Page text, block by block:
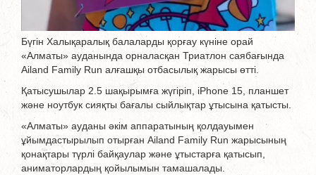
Бүгін Халықаралық балаларды қорғау күніне орай
«Алматы» ауданында орналасқан Триатлон саябағында
Ailand Family Run алғашқы отбасылық жарысы өтті.
Қатысушылар 2.5 шақырымға жүгіріп, iPhone 15, планшет
және ноутбук сияқты бағалы сыйлықтар ұтысына қатысты.
«Алматы» ауданы әкім аппаратының қолдауымен
ұйымдастырылып отырған Ailand Family Run жарысының
қонақтары түрлі байқаулар және ұтыстарға қатысып,
аниматорлардың қойылымын тамашалады.